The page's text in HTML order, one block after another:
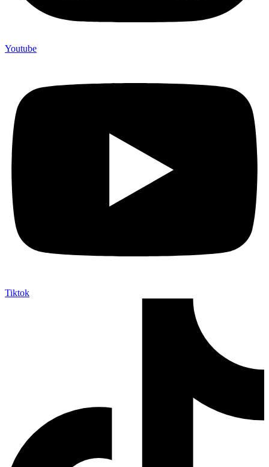
Youtube
Tiktok